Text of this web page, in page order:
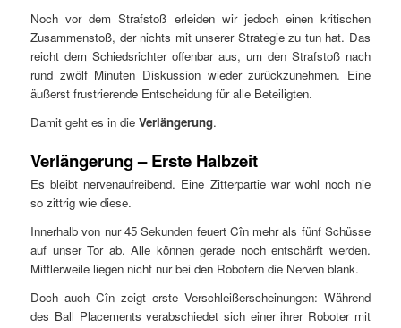
Noch vor dem Strafstoß erleiden wir jedoch einen kritischen
Zusammenstoß, der nichts mit unserer Strategie zu tun hat. Das
reicht dem Schiedsrichter offenbar aus, um den Strafstoß nach
rund zwölf Minuten Diskussion wieder zurückzunehmen. Eine
äußerst frustrierende Entscheidung für alle Beteiligten.
Damit geht es in dieVerlängerung.
Verlängerung – Erste Halbzeit
Es bleibt nervenaufreibend. Eine Zitterpartie war wohl noch nie
so zittrig wie diese.
Innerhalb von nur 45 Sekunden feuert Cîn mehr als fünf Schüsse
auf unser Tor ab. Alle können gerade noch entschärft werden.
Mittlerweile liegen nicht nur bei den Robotern die Nerven blank.
Doch auch Cîn zeigt erste Verschleißerscheinungen: Während
des Ball Placements verabschiedet sich einer ihrer Roboter mit